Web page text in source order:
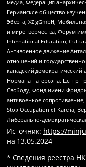
медиа, Федерация
Германское общество
Эберта, XZ gGmbH,
и миротворчества, Форум
International Education,
Антивоенное движение
отношений и
канадский
Нормана Патерсона, Центр
Свободу, Фонд имени
антивоенное
Stop Occupation of Karelia,
Либерально-
Источник: https://
на 13.05.2024
* Сведения реестра